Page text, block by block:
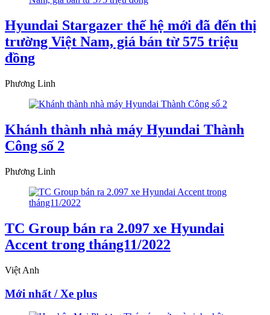
Hyundai Stargazer thế hệ mới đã đến thị
trường Việt Nam, giá bán từ 575 triệu
đồng
Phương Linh
Khánh thành nhà máy Hyundai Thành
Công số 2
Phương Linh
TC Group bán ra 2.097 xe Hyundai
Accent trong tháng11/2022
Việt Anh
Mới nhất / Xe plus